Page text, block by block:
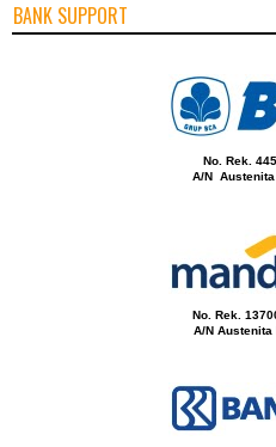
BANK SUPPORT
No. Rek.
A/N
No. Rek.
A/N Austenita